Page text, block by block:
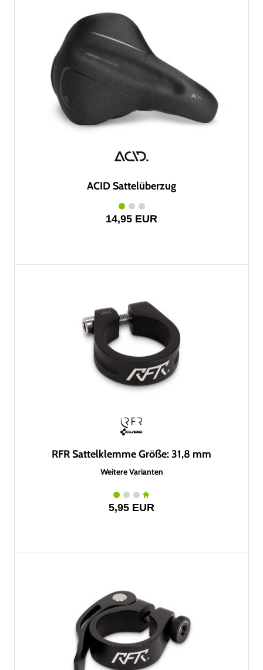
ACID Sattelüberzug
14,95 EUR
RFR Sattelklemme Größe: 31,8 mm
Weitere Varianten
5,95 EUR